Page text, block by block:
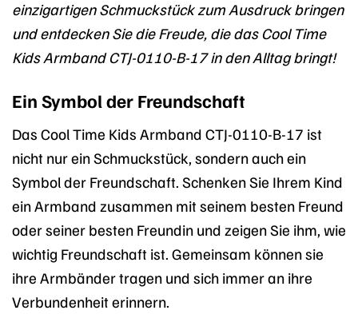
einzigartigen Schmuckstück zum Ausdruck bringen
und entdecken Sie die Freude, die das Cool Time
Kids Armband CTJ-0110-B-17 in den Alltag bringt!
Ein Symbol der Freundschaft
Das Cool Time Kids Armband CTJ-0110-B-17 ist
nicht nur ein Schmuckstück, sondern auch ein
Symbol der Freundschaft. Schenken Sie Ihrem Kind
ein Armband zusammen mit seinem besten Freund
oder seiner besten Freundin und zeigen Sie ihm, wie
wichtig Freundschaft ist. Gemeinsam können sie
ihre Armbänder tragen und sich immer an ihre
Verbundenheit erinnern.